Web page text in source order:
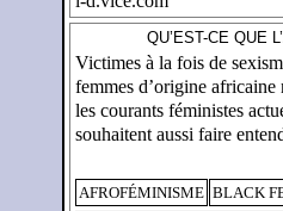
QU’EST-CE QUE
Victimes à la fois de
femmes d’origine africaine
les courants féministes
souhaitent aussi faire
AFROFÉMINISME BLACK